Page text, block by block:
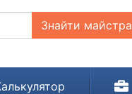
Знайти майстра